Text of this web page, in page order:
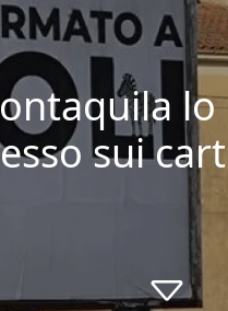
sui